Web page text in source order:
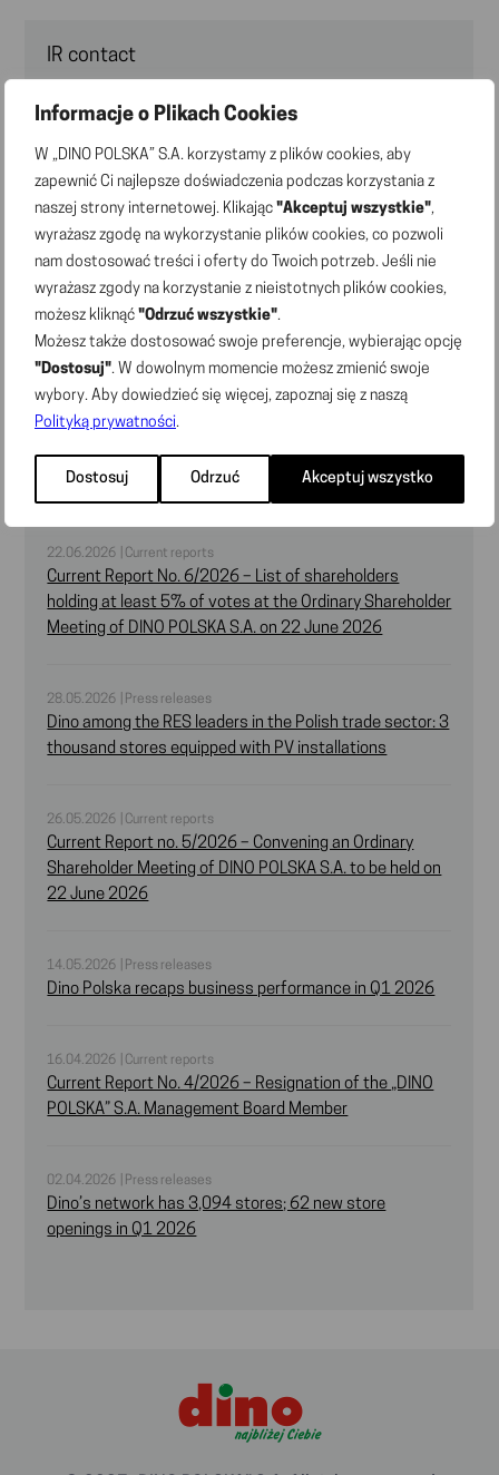
Informacje o Plikach Cookies
W „DINO POLSKA” S.A. korzystamy z plików cookies, aby
zapewnić Ci najlepsze doświadczenia podczas korzystania z
naszej strony internetowej. Klikając "Akceptuj wszystkie",
wyrażasz zgodę na wykorzystanie plików cookies, co pozwoli
nam dostosować treści i oferty do Twoich potrzeb. Jeśli nie
wyrażasz zgody na korzystanie z nieistotnych plików cookies,
możesz kliknąć "Odrzuć wszystkie".
Możesz także dostosować swoje preferencje, wybierając opcję
"Dostosuj". W dowolnym momencie możesz zmienić swoje
wybory. Aby dowiedzieć się więcej, zapoznaj się z naszą
Polityką prywatności.
Dostosuj Odrzuć Akceptuj wszystko
IR contact
Grzegorz Uraziński
News
02.07.2026 | Press releases
Dino’s network has 3,176 stores; 148 new store
openings in H1 2026
22.06.2026 | Current reports
Current Report No. 7/2026 – Wording of the resolutions
adopted by the Ordinary Shareholder Meeting of the
„DINO POLSKA” S.A. on 22 June 2026
22.06.2026 | Current reports
Current Report No. 6/2026 – List of shareholders
holding at least 5% of votes at the Ordinary Shareholder
Meeting of DINO POLSKA S.A. on 22 June 2026
28.05.2026 | Press releases
Dino among the RES leaders in the Polish trade sector: 3
thousand stores equipped with PV installations
26.05.2026 | Current reports
Current Report no. 5/2026 – Convening an Ordinary
Shareholder Meeting of DINO POLSKA S.A. to be held on
22 June 2026
14.05.2026 | Press releases
Dino Polska recaps business performance in Q1 2026
16.04.2026 | Current reports
Current Report No. 4/2026 – Resignation of the „DINO
POLSKA” S.A. Management Board Member
02.04.2026 | Press releases
Dino’s network has 3,094 stores; 62 new store
openings in Q1 2026